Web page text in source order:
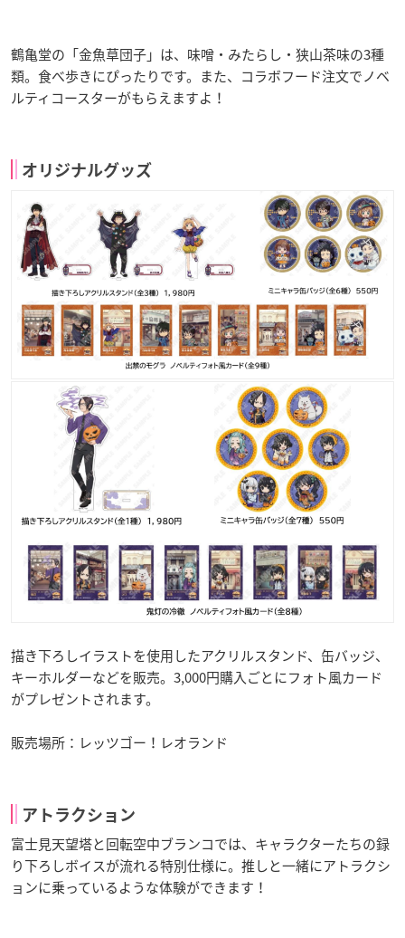
鶴亀堂の「金魚草団子」は、味噌・みたらし・狭山茶味の3種
類。食べ歩きにぴったりです。また、コラボフード注文でノベ
ルティコースターがもらえますよ！
オリジナルグッズ
描き下ろしイラストを使用したアクリルスタンド、缶バッジ、
キーホルダーなどを販売。3,000円購入ごとにフォト風カード
がプレゼントされます。
販売場所：レッツゴー！レオランド
アトラクション
富士見天望塔と回転空中ブランコでは、キャラクターたちの録
り下ろしボイスが流れる特別仕様に。推しと一緒にアトラクシ
ョンに乗っているような体験ができます！